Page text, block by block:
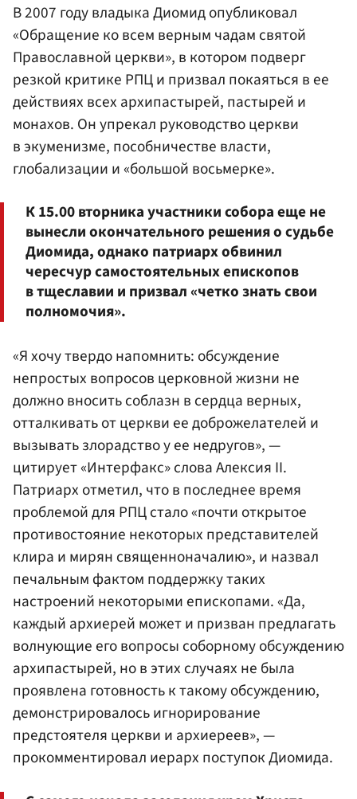
В 2007 году владыка Диомид опубликовал
«Обращение ко всем верным чадам святой
Православной церкви», в котором подверг
резкой критике РПЦ и призвал покаяться в ее
действиях всех архипастырей, пастырей и
монахов. Он упрекал руководство церкви
в экуменизме, пособничестве власти,
глобализации и «большой восьмерке».
К 15.00 вторника участники собора еще не
вынесли окончательного решения о судьбе
Диомида, однако патриарх обвинил
чересчур самостоятельных епископов
в тщеславии и призвал «четко знать свои
полномочия».
«Я хочу твердо напомнить: обсуждение
непростых вопросов церковной жизни не
должно вносить соблазн в сердца верных,
отталкивать от церкви ее доброжелателей и
вызывать злорадство у ее недругов», —
цитирует «Интерфакс» слова Алексия II.
Патриарх отметил, что в последнее время
проблемой для РПЦ стало «почти открытое
противостояние некоторых представителей
клира и мирян священноначалию», и назвал
печальным фактом поддержку таких
настроений некоторыми епископами. «Да,
каждый архиерей может и призван предлагать
волнующие его вопросы соборному обсуждению
архипастырей, но в этих случаях не была
проявлена готовность к такому обсуждению,
демонстрировалось игнорирование
предстоятеля церкви и архиереев», —
прокомментировал иерарх поступок Диомида.